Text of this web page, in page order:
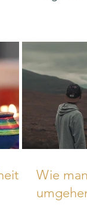
Wie